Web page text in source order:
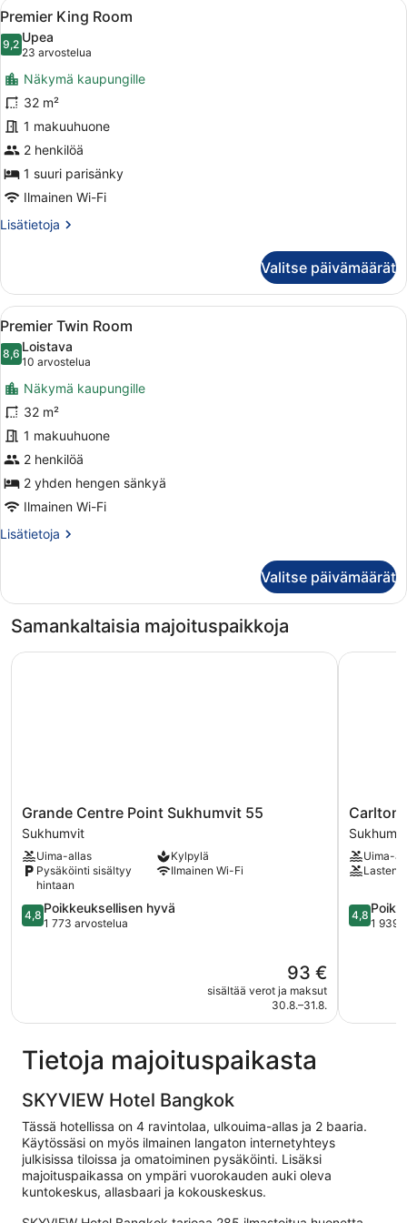
Avaa
kaikki
huonetyypin
Premier
King
Room
kuvat
Kaksi valkoisiin kaapuihin
13
Premier King Room
9,29,2 kautta 10
Upea
23 arvostelua
(23
arvostelua)
Näkymä kaupungille
32 m²
1 makuuhuone
2 henkilöä
1 suuri parisänky
Ilmainen Wi-Fi
Lisätietoja
Lisätietoja
Room
Valitse päivämäärät
Avaa
kaikki
huonetyypin
Premier
Twin
Room
kuvat
Hotellihuone, jossa on kaksi
8
Premier Twin Room
8,68,6 kautta 10
Loistava
10 arvostelua
(10
arvostelua)
Näkymä kaupungille
32 m²
1 makuuhuone
2 henkilöä
2 yhden hengen sänkyä
Ilmainen Wi-Fi
Lisätietoja
Lisätietoja
Room
Valitse päivämäärät
Samankaltaisia majoituspaikkoja
Grande
Centre
Point
Sukhumvit
55
Sukhumvit
Grande Centre Point Sukhumvit 55
Sukhumvit
Uima-allas
Kylpylä
Pysäköinti sisältyy
hintaan
Ilmainen Wi-Fi
4.8
kautta
4,8 Poikkeuksellisen hyvä
1 773 arvostelua
Hinta
on
93 €
93 €
sisältää verot ja maksut
30.8.–31.8.
Grande Centre Point Sukhumvit 55
Carlton
Hotel
Bangkok
Carlton
Uima-
4.8
kautta
4,8
1 939
Carlton
Tietoja majoituspaikasta
SKYVIEW Hotel Bangkok
Tässä hotellissa on 4 ravintolaa, ulkouima-allas ja 2 baaria.
Käytössäsi on myös ilmainen langaton internetyhteys
julkisissa tiloissa ja omatoiminen pysäköinti. Lisäksi
majoituspaikassa on ympäri vuorokauden auki oleva
kuntokeskus, allasbaari ja kokouskeskus.